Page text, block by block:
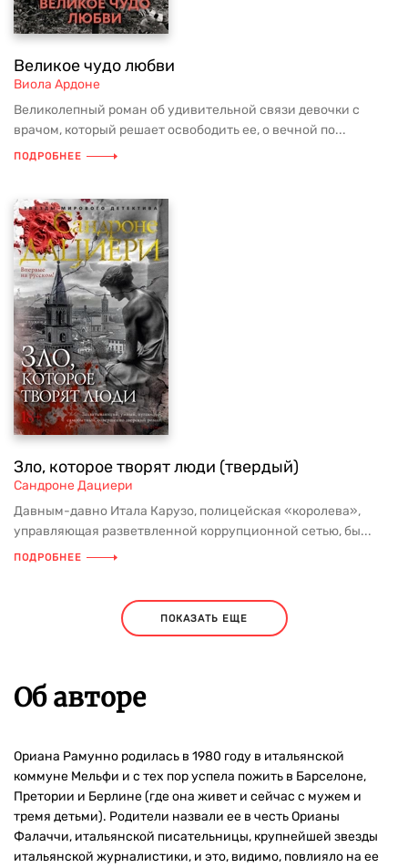
Великое чудо любви
Виола Ардоне
Великолепный роман об удивительной связи девочки с
врачом, который решает освободить ее, о вечной по...
ПОДРОБНЕЕ
Зло, которое творят люди (твердый)
Сандроне Дациери
Давным-давно Итала Карузо, полицейская «королева»,
управляющая разветвленной коррупционной сетью, бы...
ПОДРОБНЕЕ
ПОКАЗАТЬ ЕЩЕ
Об авторе
Ориана Рамунно родилась в 1980 году в итальянской
коммуне Мельфи и с тех пор успела пожить в Барселоне,
Претории и Берлине (где она живет и сейчас с мужем и
тремя детьми). Родители назвали ее в честь Орианы
Фалаччи, итальянской писательницы, крупнейшей звезды
итальянской журналистики, и это, видимо, повлияло на ее